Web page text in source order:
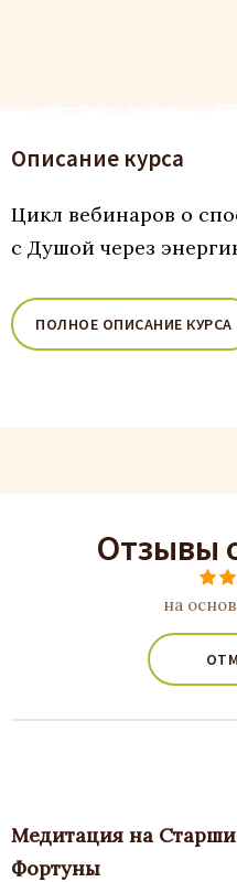
Описание курса
Цикл вебинаров о
с Душой через
ПОЛНОЕ ОПИСАНИЕ КУРСА
Отзывы
на
Медитация на
Фортуны